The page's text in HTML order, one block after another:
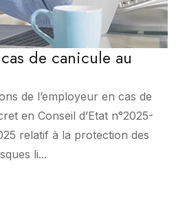
de canicule au
de l’employeur en cas de
en Conseil d’Etat n°2025-
relatif à la protection des
li...